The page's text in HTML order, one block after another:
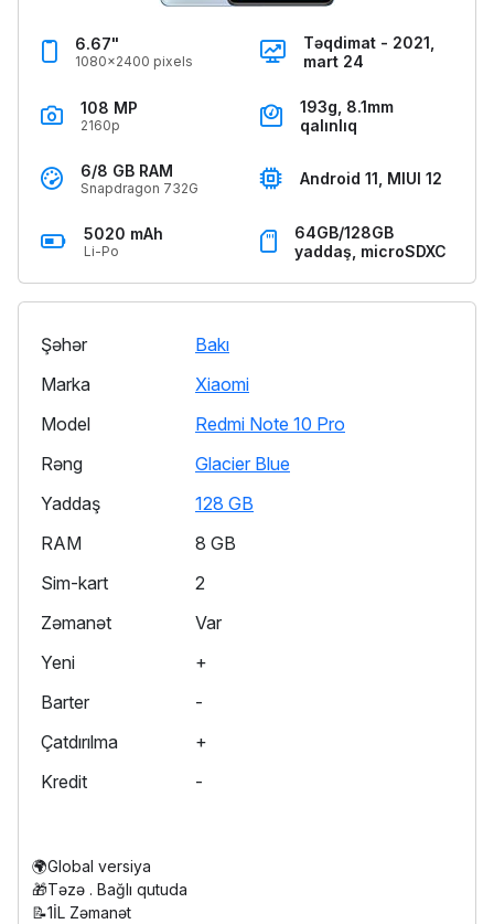
6.67"
1080x2400 pixels
Təqdimat - 2021,
mart 24
108 MP
2160p
193g, 8.1mm
qalınlıq
6/8 GB RAM
Snapdragon 732G Android 11, MIUI 12
5020 mAh
Li-Po
64GB/128GB
yaddaş, microSDXC
Şəhər
Bakı
Marka
Xiaomi
Model
Redmi Note 10 Pro
Rəng
Glacier Blue
Yaddaş
128 GB
RAM
8 GB
Sim-kart
2
Zəmanət
Var
Yeni
+
Barter
-
Çatdırılma
+
Kredit
-
🌍Global versiya
🎁Təzə . Bağlı qutuda
📝1İL Zəmanət